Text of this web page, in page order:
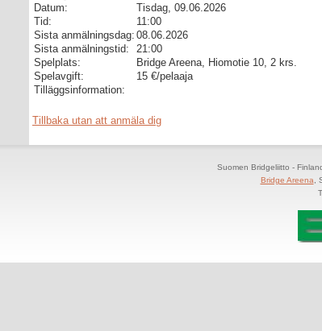
Datum:
Tisdag, 09.06.2026
Tid:
11:00
Sista anmälningsdag: 08.06.2026
Sista anmälningstid:
21:00
Spelplats:
Bridge Areena, Hiomotie 10, 2 krs.
Spelavgift:
15 €/pelaaja
Tilläggsinformation:
Tillbaka utan att anmäla dig
Suomen Bridgeliitto -
Bridge Areena ,